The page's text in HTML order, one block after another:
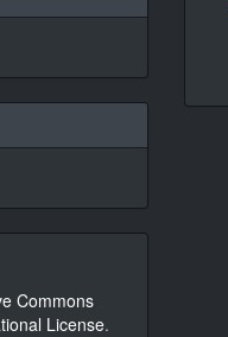
Commons
License.